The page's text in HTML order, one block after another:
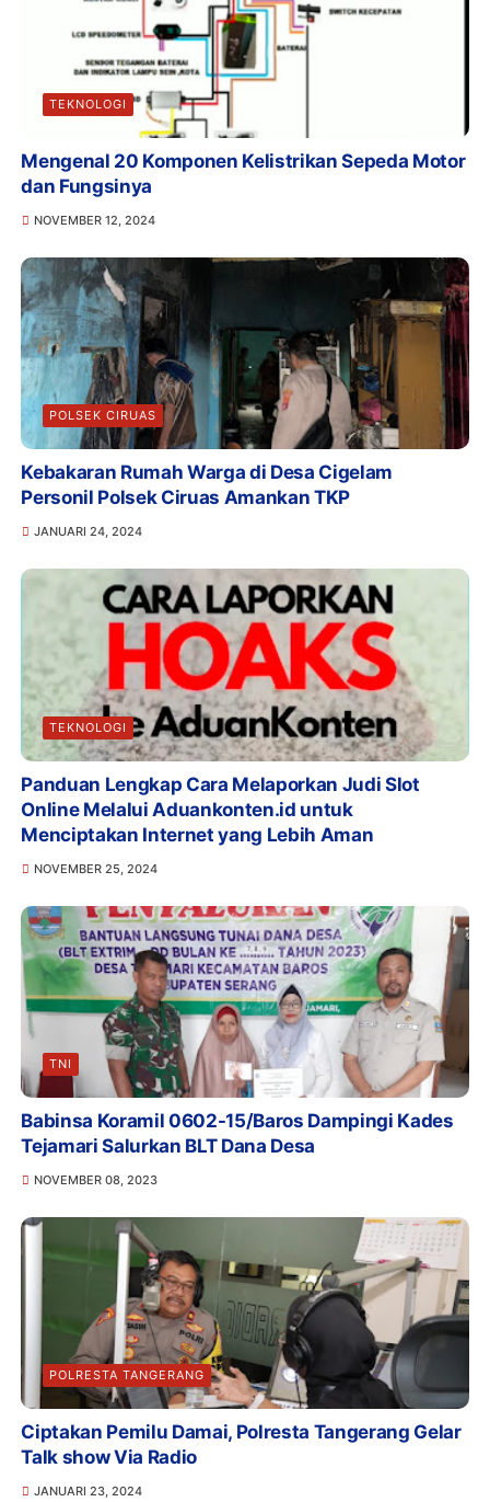
TEKNOLOGI
Mengenal 20 Komponen Kelistrikan Sepeda Motor
dan Fungsinya
NOVEMBER 12, 2024
POLSEK CIRUAS
Kebakaran Rumah Warga di Desa Cigelam
Personil Polsek Ciruas Amankan TKP
JANUARI 24, 2024
TEKNOLOGI
Panduan Lengkap Cara Melaporkan Judi Slot
Online Melalui Aduankonten.id untuk
Menciptakan Internet yang Lebih Aman
NOVEMBER 25, 2024
TNI
Babinsa Koramil 0602-15/Baros Dampingi Kades
Tejamari Salurkan BLT Dana Desa
NOVEMBER 08, 2023
POLRESTA TANGERANG
Ciptakan Pemilu Damai, Polresta Tangerang Gelar
Talk show Via Radio
JANUARI 23, 2024